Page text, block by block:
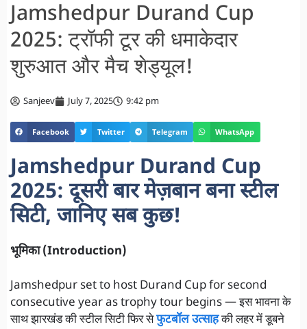
Jamshedpur Durand Cup
2025: ट्रॉफी टूर की धमाकेदार
शुरुआत और मैच शेड्यूल!
Sanjeev July 7, 2025 9:42 pm
Facebook Twitter Telegram WhatsApp
Jamshedpur Durand Cup
2025: दूसरी बार मेज़बान बना स्टील
सिटी, जानिए सब कुछ!
भूमिका (Introduction)
Jamshedpur set to host Durand Cup for second
consecutive year as trophy tour begins — इस भावना के
साथ झारखंड की स्टील सिटी फिर सेफुटबॉल उत्साहकी लहर में डूबने